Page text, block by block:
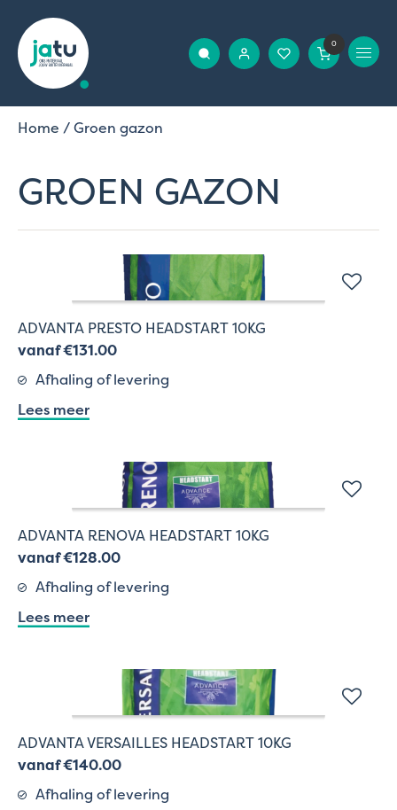
0
Home / Groen gazon
GROEN GAZON
ADVANTA PRESTO HEADSTART 10KG
vanaf €131.00
Afhaling of levering
Lees meer
ADVANTA RENOVA HEADSTART 10KG
vanaf €128.00
Afhaling of levering
Lees meer
ADVANTA VERSAILLES HEADSTART 10KG
vanaf €140.00
Afhaling of levering